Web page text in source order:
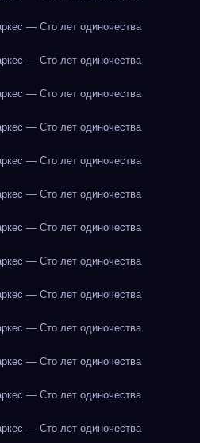
— Сто лет одиночества
— Сто лет одиночества
— Сто лет одиночества
— Сто лет одиночества
— Сто лет одиночества
— Сто лет одиночества
— Сто лет одиночества
— Сто лет одиночества
— Сто лет одиночества
— Сто лет одиночества
— Сто лет одиночества
— Сто лет одиночества
— Сто лет одиночества